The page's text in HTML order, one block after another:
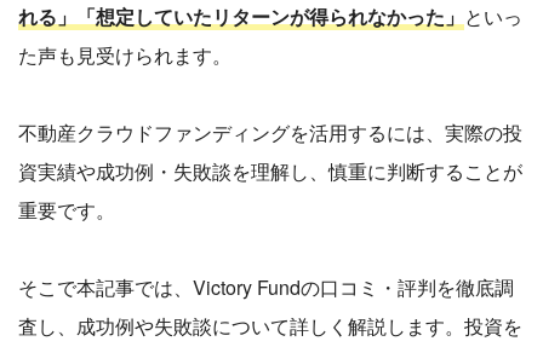
れる」「想定していたリターンが得られなかった」 といっ
た声も見受けられます。
不動産クラウドファンディングを活用するには、実際の投
資実績や成功例・失敗談を理解し、慎重に判断することが
重要です。
そこで本記事では、Victory Fundの口コミ・評判を徹底調
査し、成功例や失敗談について詳しく解説します。投資を